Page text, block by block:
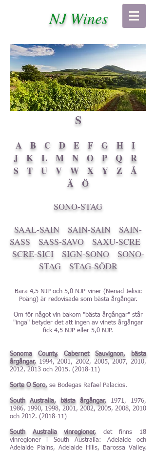
NJ Wines
S
A B C D E F G H
I
J
K L M N O P Q
R
S
T U V W X Y Z
Å
Ä
Ö
SONO-STAG
SAAL-SAIN
SAIN-SAIN
SAIN-
SASS
SASS-SAVO
SAXU-SCRE
SCRE-SICI
SIGN-SONO
SONO-
STAG
STAG-SÖDR
Bara 4,5 NJP och 5,0 NJP-viner (Nenad Jelisic
Poäng) är redovisade som bästa årgångar.
Om för något vin bakom "bästa årgångar" står
"inga" betyder det att ingen av vinets årgångar
fick 4,5 NJP eller 5,0 NJP.
Sonoma County, Cabernet Sauvignon, bästa
årgångar, 1994, 2001, 2002, 2005, 2007, 2010,
2012, 2013 och 2015. (2018-11)
Sorte O Soro, se Bodegas Rafael Palacios.
South Australia, bästa årgångar, 1971, 1976,
1986, 1990, 1998, 2001, 2002, 2005, 2008, 2010
och 2012. (2018-11)
South Australia vinregioner, det finns 18
vinregioner i South Australia: Adelaide och
Adelaide Plains, Adelaide Hills, Barossa Valley,